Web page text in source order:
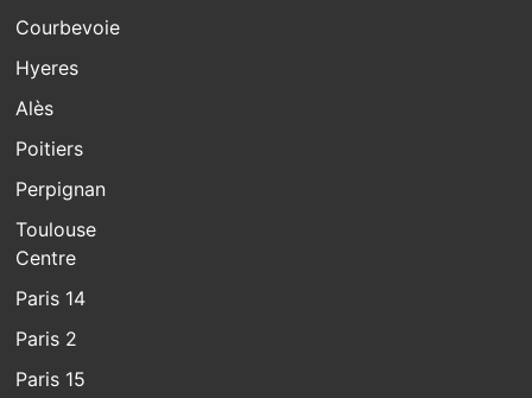
Courbevoie
Hyeres
Alès
Poitiers
Perpignan
Toulouse
Centre
Paris 14
Paris 2
Paris 15